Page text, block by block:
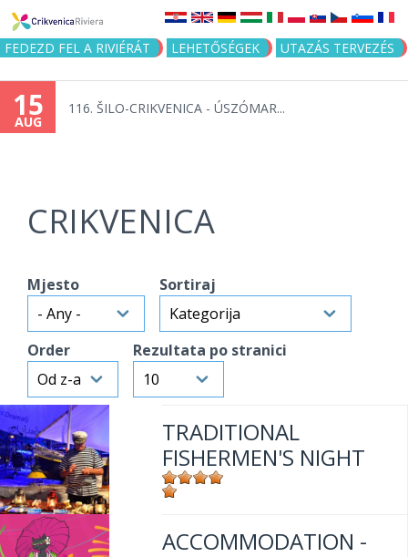
Jump to navigation
FEDEZD FEL A RIVIÉRÁT LEHETŐSÉGEK UTAZÁS TERVEZÉS
15
AUG
116. ŠILO-CRIKVENICA - ÚSZÓMAR...
CRIKVENICA
Mjesto Sortiraj
Order Rezultata po stranici
TRADITIONAL
FISHERMEN'S NIGHT
ACCOMMODATION -